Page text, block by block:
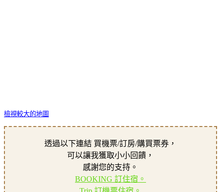
檢視較大的地圖
透過以下連結 買機票/訂房/購買票券，
可以讓我獲取小小回饋，
感謝您的支持。
BOOKING 訂住宿。